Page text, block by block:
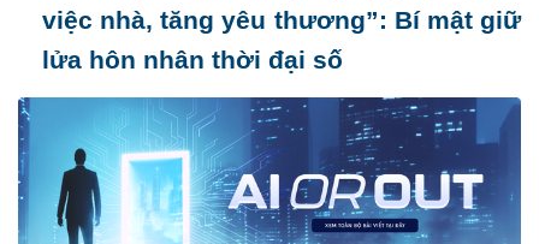
việc nhà, tăng yêu thương”: Bí mật giữ
lửa hôn nhân thời đại số